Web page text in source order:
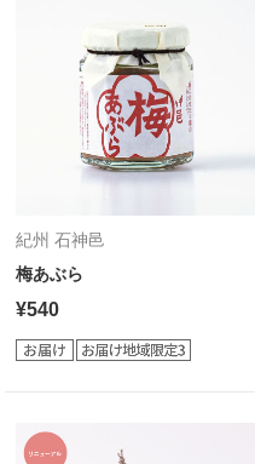
紀州 石神邑
梅あぶら
¥540